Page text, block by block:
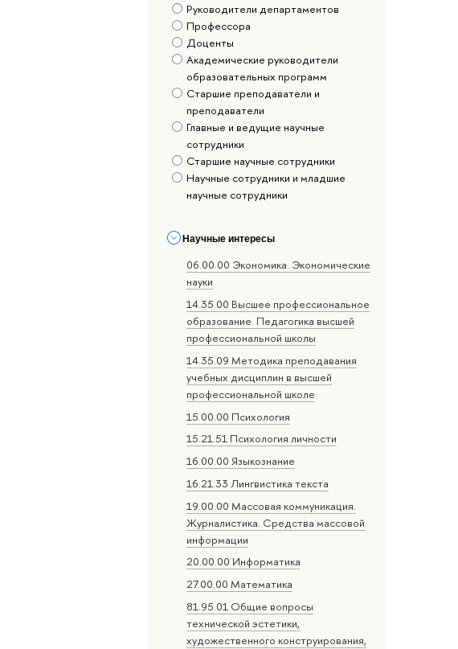
Руководители департаментов
Профессора
Доценты
Академические руководители
образовательных программ
Старшие преподаватели и
преподаватели
Главные и ведущие научные
сотрудники
Старшие научные сотрудники
Научные сотрудники и младшие
научные сотрудники
Научные интересы
06.00.00 Экономика. Экономические
науки
14.35.00 Высшее профессиональное
образование. Педагогика высшей
профессиональной школы
14.35.09 Методика преподавания
учебных дисциплин в высшей
профессиональной школе
15.00.00 Психология
15.21.51 Психология личности
16.00.00 Языкознание
16.21.33 Лингвистика текста
19.00.00 Массовая коммуникация.
Журналистика. Средства массовой
информации
20.00.00 Информатика
27.00.00 Математика
81.95.01 Общие вопросы
технической эстетики,
художественного конструирования,